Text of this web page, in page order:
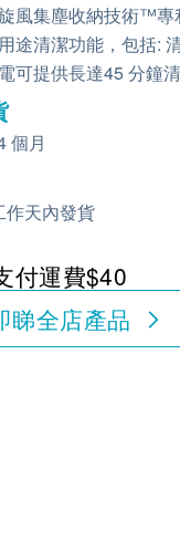
風集塵收納技術™專
途清潔功能，包括:
可提供長達45 分鐘
個月
作天內發貨
付運費$40
睇全店產品